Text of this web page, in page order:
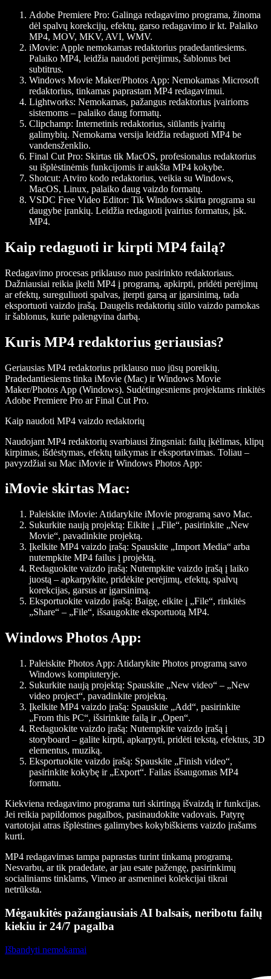
Adobe Premiere Pro: Galinga redagavimo programa, žinoma
dėl spalvų korekcijų, efektų, garso redagavimo ir kt. Palaiko
MP4, MOV, MKV, AVI, WMV.
iMovie: Apple nemokamas redaktorius pradedantiesiems.
Palaiko MP4, leidžia naudoti perėjimus, šablonus bei
subtitrus.
Windows Movie Maker/Photos App: Nemokamas Microsoft
redaktorius, tinkamas paprastam MP4 redagavimui.
Lightworks: Nemokamas, pažangus redaktorius įvairioms
sistemoms – palaiko daug formatų.
Clipchamp: Internetinis redaktorius, siūlantis įvairių
galimybių. Nemokama versija leidžia redaguoti MP4 be
vandensženklio.
Final Cut Pro: Skirtas tik MacOS, profesionalus redaktorius
su išplėstinėmis funkcijomis ir aukšta MP4 kokybe.
Shotcut: Atviro kodo redaktorius, veikia su Windows,
MacOS, Linux, palaiko daug vaizdo formatų.
VSDC Free Video Editor: Tik Windows skirta programa su
daugybe įrankių. Leidžia redaguoti įvairius formatus, įsk.
MP4.
Kaip redaguoti ir kirpti MP4 failą?
Redagavimo procesas priklauso nuo pasirinkto redaktoriaus.
Dažniausiai reikia įkelti MP4 į programą, apkirpti, pridėti perėjimų
ar efektų, sureguliuoti spalvas, įterpti garsą ar įgarsinimą, tada
eksportuoti vaizdo įrašą. Daugelis redaktorių siūlo vaizdo pamokas
ir šablonus, kurie palengvina darbą.
Kuris MP4 redaktorius geriausias?
Geriausias MP4 redaktorius priklauso nuo jūsų poreikių.
Pradedantiesiems tinka iMovie (Mac) ir Windows Movie
Maker/Photos App (Windows). Sudėtingesniems projektams rinkitės
Adobe Premiere Pro ar Final Cut Pro.
Kaip naudoti MP4 vaizdo redaktorių
Naudojant MP4 redaktorių svarbiausi žingsniai: failų įkėlimas, klipų
kirpimas, išdėstymas, efektų taikymas ir eksportavimas. Toliau –
pavyzdžiai su Mac iMovie ir Windows Photos App:
iMovie skirtas Mac:
Paleiskite iMovie: Atidarykite iMovie programą savo Mac.
Sukurkite naują projektą: Eikite į „File“, pasirinkite „New
Movie“, pavadinkite projektą.
Įkelkite MP4 vaizdo įrašą: Spauskite „Import Media“ arba
nutempkite MP4 failus į projektą.
Redaguokite vaizdo įrašą: Nutempkite vaizdo įrašą į laiko
juostą – apkarpykite, pridėkite perėjimų, efektų, spalvų
korekcijas, garsus ar įgarsinimą.
Eksportuokite vaizdo įrašą: Baigę, eikite į „File“, rinkitės
„Share“ – „File“, išsaugokite eksportuotą MP4.
Windows Photos App:
Paleiskite Photos App: Atidarykite Photos programą savo
Windows kompiuteryje.
Sukurkite naują projektą: Spauskite „New video“ – „New
video project“, pavadinkite projektą.
Įkelkite MP4 vaizdo įrašą: Spauskite „Add“, pasirinkite
„From this PC“, išsirinkite failą ir „Open“.
Redaguokite vaizdo įrašą: Nutempkite vaizdo įrašą į
storyboard – galite kirpti, apkarpyti, pridėti tekstą, efektus, 3D
elementus, muziką.
Eksportuokite vaizdo įrašą: Spauskite „Finish video“,
pasirinkite kokybę ir „Export“. Failas išsaugomas MP4
formatu.
Kiekviena redagavimo programa turi skirtingą išvaizdą ir funkcijas.
Jei reikia papildomos pagalbos, pasinaudokite vadovais. Patyrę
vartotojai atras išplėstines galimybes kokybiškiems vaizdo įrašams
kurti.
MP4 redagavimas tampa paprastas turint tinkamą programą.
Nesvarbu, ar tik pradedate, ar jau esate pažengę, pasirinkimų
socialiniams tinklams, Vimeo ar asmeninei kolekcijai tikrai
netrūksta.
Mėgaukitės pažangiausiais AI balsais, neribotu failų
kiekiu ir 24/7 pagalba
Išbandyti nemokamai